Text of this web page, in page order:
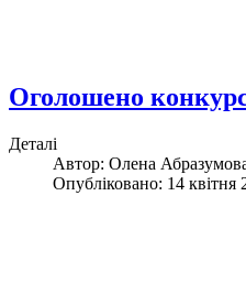
Оголошено
Деталі
Автор: Олена
Опубліковано: 14 квітня